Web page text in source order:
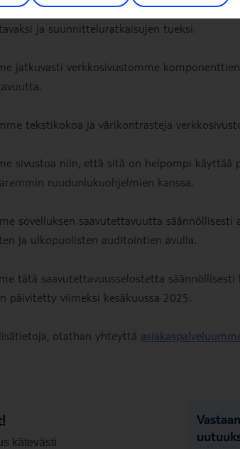
liittyvän palautteen ja toimitamme
ja suunnitteluratkaisujen tueksi.
jatkuvasti verkkosivustomme
tekstikokoa ja värikontrasteja
sivustoa niin, että sitä on helpompi
ruudunlukuohjelmien kanssa.
sovelluksen saavutettavuutta
ja ulkopuolisten auditointien avulla.
tätä saavutettavuusselostetta
päivitetty viimeksi kesäkuussa 2025.
otathan yhteyttä
kätevästi